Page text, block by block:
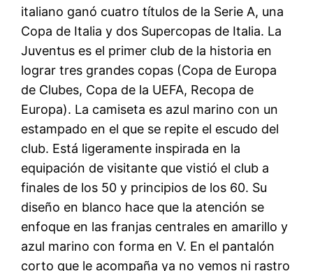
italiano ganó cuatro títulos de la Serie A, una
Copa de Italia y dos Supercopas de Italia. La
Juventus es el primer club de la historia en
lograr tres grandes copas (Copa de Europa
de Clubes, Copa de la UEFA, Recopa de
Europa). La camiseta es azul marino con un
estampado en el que se repite el escudo del
club. Está ligeramente inspirada en la
equipación de visitante que vistió el club a
finales de los 50 y principios de los 60. Su
diseño en blanco hace que la atención se
enfoque en las franjas centrales en amarillo y
azul marino con forma en V. En el pantalón
corto que le acompaña ya no vemos ni rastro